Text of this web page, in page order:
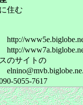
む
のサイトの
7617